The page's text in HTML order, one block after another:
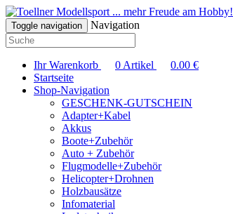
... mehr Freude am Hobby!
Toggle navigation Navigation
Ihr Warenkorb 0 Artikel 0.00 €
Startseite
Shop-Navigation
GESCHENK-GUTSCHEIN
Adapter+Kabel
Akkus
Boote+Zubehör
Auto + Zubehör
Flugmodelle+Zubehör
Helicopter+Drohnen
Holzbausätze
Infomaterial